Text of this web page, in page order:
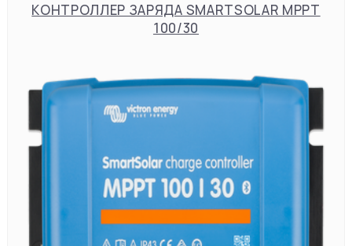
КОНТРОЛЛЕР ЗАРЯДА SMARTSOLAR MPPT
100/30